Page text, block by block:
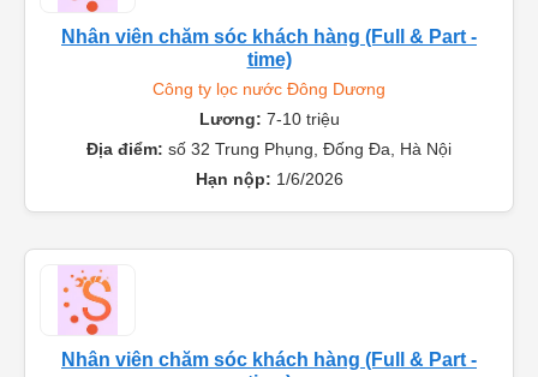
Nhân viên chăm sóc khách hàng (Full & Part -
time)
Công ty lọc nước Đông Dương
Lương: 7-10 triệu
Địa điểm: số 32 Trung Phụng, Đống Đa, Hà Nội
Hạn nộp: 1/6/2026
Nhân viên chăm sóc khách hàng (Full & Part -